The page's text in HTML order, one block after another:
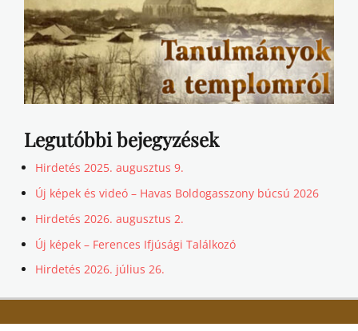
Legutóbbi bejegyzések
Hirdetés 2025. augusztus 9.
Új képek és videó – Havas Boldogasszony búcsú 2026
Hirdetés 2026. augusztus 2.
Új képek – Ferences Ifjúsági Találkozó
Hirdetés 2026. július 26.